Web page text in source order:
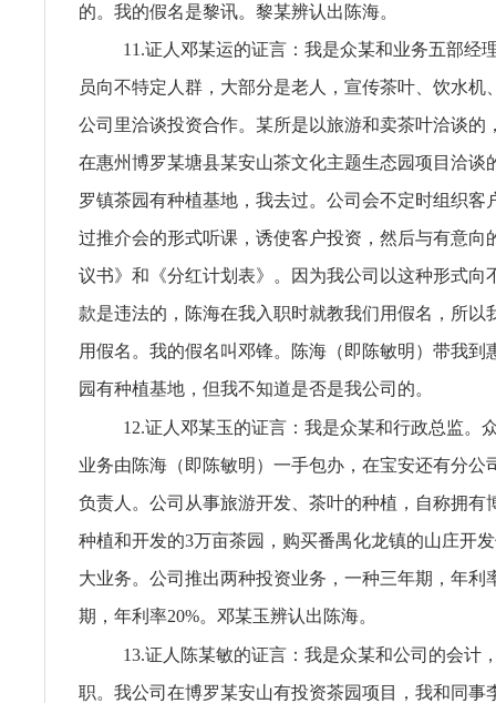
的。我的假名是黎讯。黎某辨认出陈海。
11.证人邓某运的证言：我是众某和业务五部经
员向不特定人群，大部分是老人，宣传茶叶、饮水机
公司里洽谈投资合作。某所是以旅游和卖茶叶洽谈的
在惠州博罗某塘县某安山茶文化主题生态园项目洽谈
罗镇茶园有种植基地，我去过。公司会不定时组织客
过推介会的形式听课，诱使客户投资，然后与有意向
议书》和《分红计划表》。因为我公司以这种形式向
款是违法的，陈海在我入职时就教我们用假名，所以
用假名。我的假名叫邓锋。陈海（即陈敏明）带我到
园有种植基地，但我不知道是否是我公司的。
12.证人邓某玉的证言：我是众某和行政总监。
业务由陈海（即陈敏明）一手包办，在宝安还有分公
负责人。公司从事旅游开发、茶叶的种植，自称拥有
种植和开发的3万亩茶园，购买番禺化龙镇的山庄开
大业务。公司推出两种投资业务，一种三年期，年利
期，年利率20%。邓某玉辨认出陈海。
13.证人陈某敏的证言：我是众某和公司的会计
职。我公司在博罗某安山有投资茶园项目，我和同事